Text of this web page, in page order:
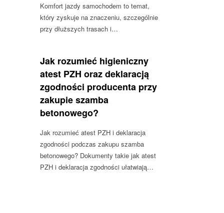
Komfort jazdy samochodem to temat,
który zyskuje na znaczeniu, szczególnie
przy dłuższych trasach i…
Jak rozumieć higieniczny
atest PZH oraz deklaracją
zgodności producenta przy
zakupie szamba
betonowego?
Jak rozumieć atest PZH i deklaracja
zgodności podczas zakupu szamba
betonowego? Dokumenty takie jak atest
PZH i deklaracja zgodności ułatwiają…